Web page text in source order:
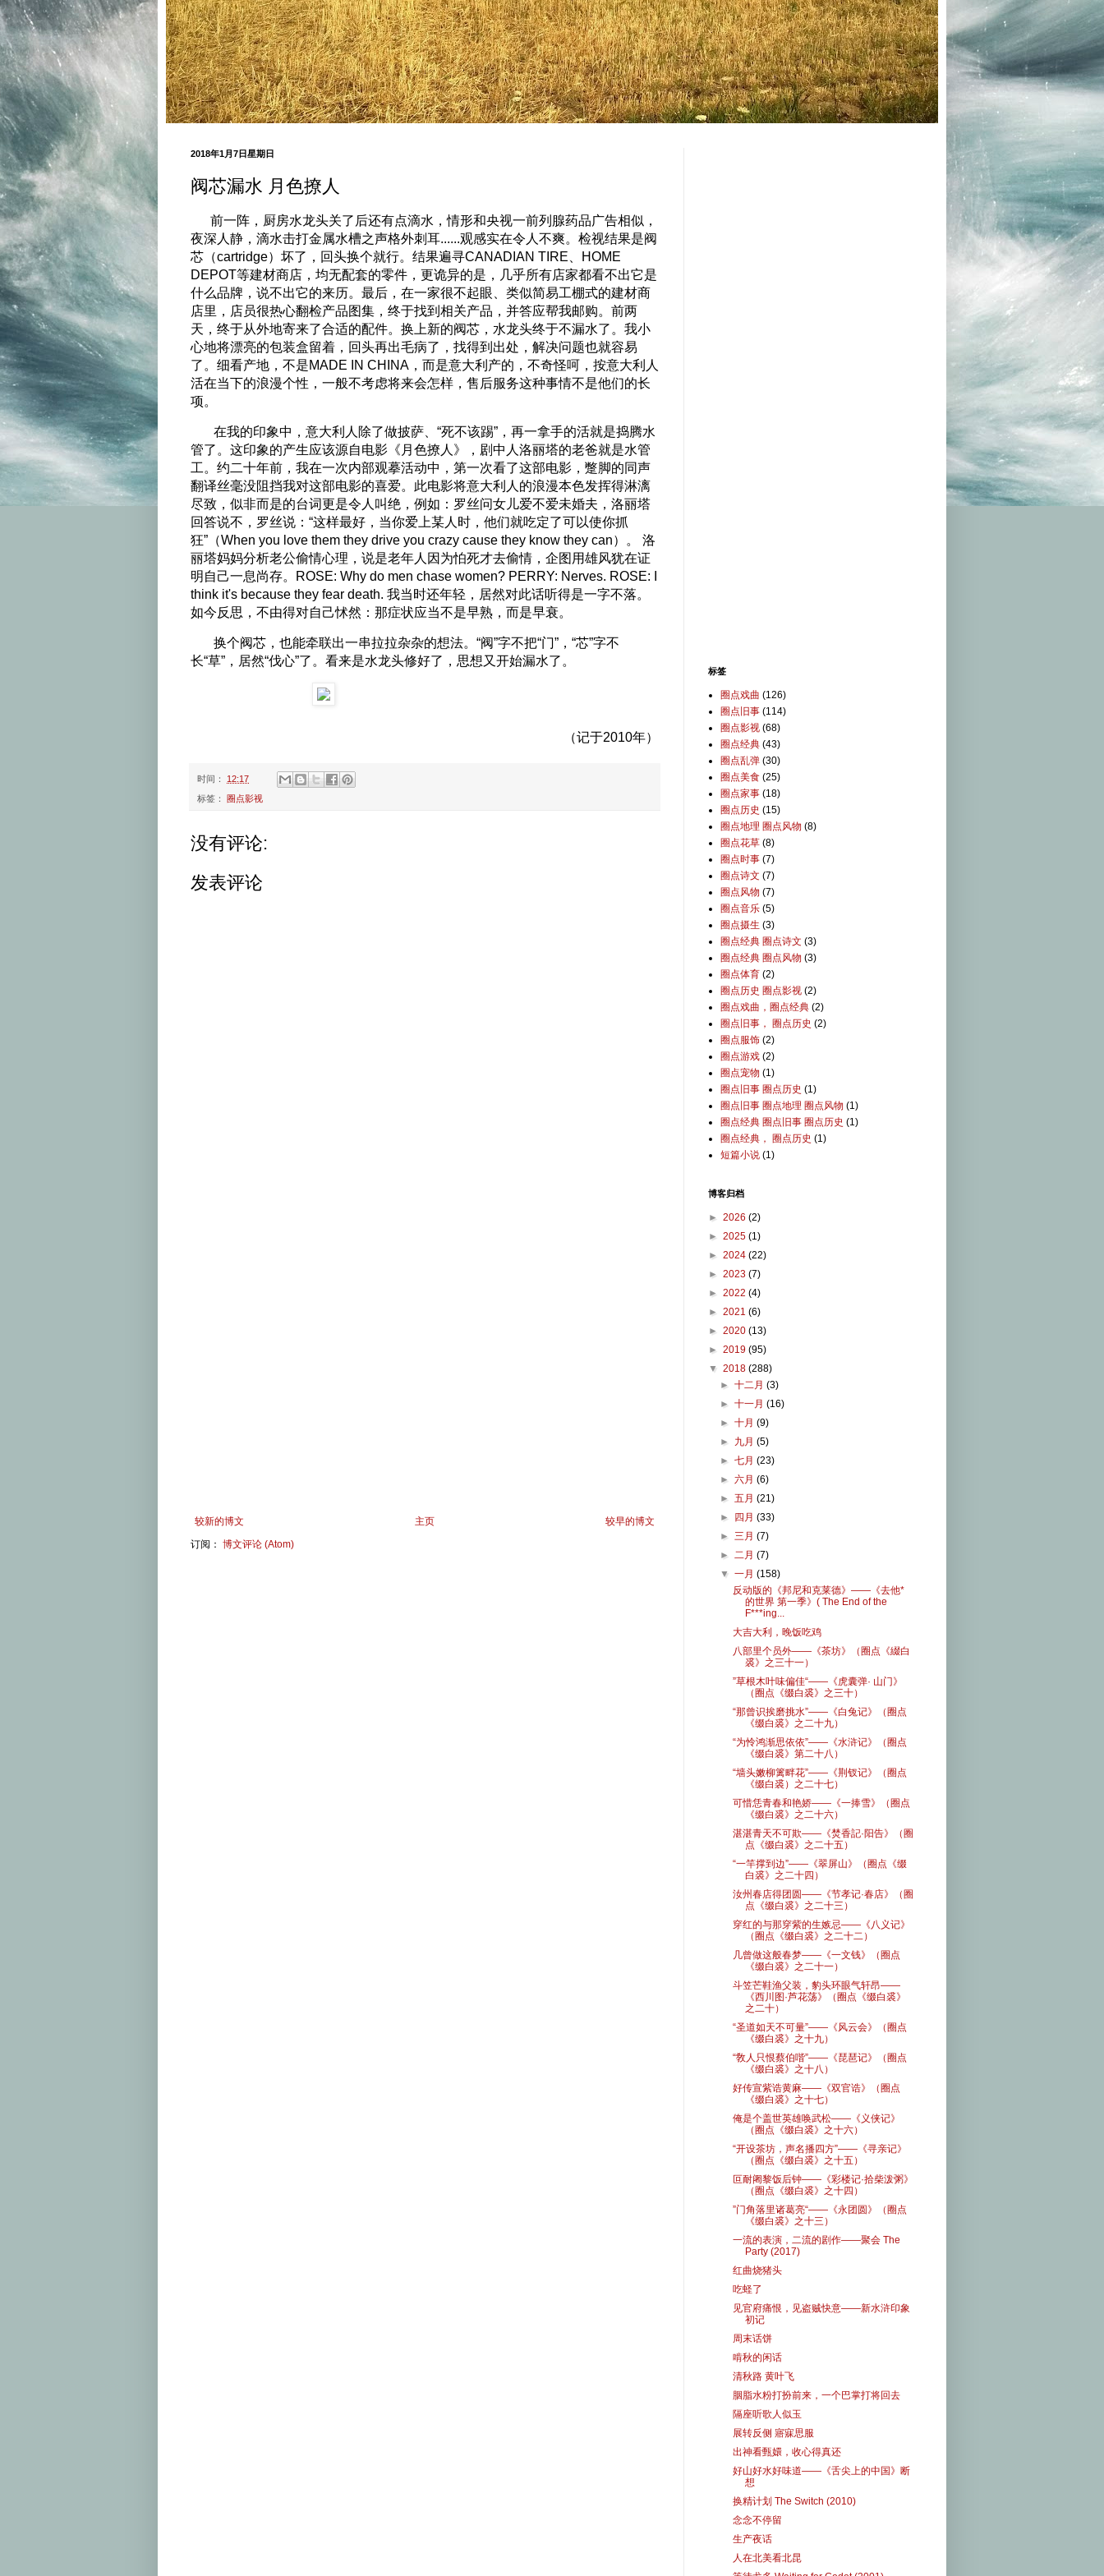
2018年1月7日星期日
阀芯漏水 月色撩人
前一阵，厨房水龙头关了后还有点滴水，情形和央视一前列腺药品广告相似，
夜深人静，滴水击打金属水槽之声格外刺耳......观感实在令人不爽。检视结果是阀
芯（cartridge）坏了，回头换个就行。结果遍寻CANADIAN TIRE、HOME
DEPOT等建材商店，均无配套的零件，更诡异的是，几乎所有店家都看不出它是
什么品牌，说不出它的来历。最后，在一家很不起眼、类似简易工棚式的建材商
店里，店员很热心翻检产品图集，终于找到相关产品，并答应帮我邮购。前两
天，终于从外地寄来了合适的配件。换上新的阀芯，水龙头终于不漏水了。我小
心地将漂亮的包装盒留着，回头再出毛病了，找得到出处，解决问题也就容易
了。细看产地，不是MADE IN CHINA，而是意大利产的，不奇怪呵，按意大利人
活在当下的浪漫个性，一般不考虑将来会怎样，售后服务这种事情不是他们的长
项。
在我的印象中，意大利人除了做披萨、“死不该踢”，再一拿手的活就是捣腾水
管了。这印象的产生应该源自电影《月色撩人》，剧中人洛丽塔的老爸就是水管
工。约二十年前，我在一次内部观摹活动中，第一次看了这部电影，蹩脚的同声
翻译丝毫没阻挡我对这部电影的喜爱。此电影将意大利人的浪漫本色发挥得淋漓
尽致，似非而是的台词更是令人叫绝，例如：罗丝问女儿爱不爱未婚夫，洛丽塔
回答说不，罗丝说：“这样最好，当你爱上某人时，他们就吃定了可以使你抓
狂”（When you love them they drive you crazy cause they know they can）。 洛
丽塔妈妈分析老公偷情心理，说是老年人因为怕死才去偷情，企图用雄风犹在证
明自己一息尚存。ROSE: Why do men chase women? PERRY: Nerves. ROSE: I
think it's because they fear death. 我当时还年轻，居然对此话听得是一字不落。
如今反思，不由得对自己怵然：那症状应当不是早熟，而是早衰。
换个阀芯，也能牵联出一串拉拉杂杂的想法。“阀”字不把“门”，“芯”字不
长“草”，居然“伐心”了。看来是水龙头修好了，思想又开始漏水了。
（记于2010年）
时间： 12:17
标签： 圈点影视
没有评论:
发表评论
较新的博文 较早的博文
主页
订阅： 博文评论 (Atom)
标签
圈点戏曲 (126)
圈点旧事 (114)
圈点影视 (68)
圈点经典 (43)
圈点乱弹 (30)
圈点美食 (25)
圈点家事 (18)
圈点历史 (15)
圈点地理 圈点风物 (8)
圈点花草 (8)
圈点时事 (7)
圈点诗文 (7)
圈点风物 (7)
圈点音乐 (5)
圈点摄生 (3)
圈点经典 圈点诗文 (3)
圈点经典 圈点风物 (3)
圈点体育 (2)
圈点历史 圈点影视 (2)
圈点戏曲，圈点经典 (2)
圈点旧事， 圈点历史 (2)
圈点服饰 (2)
圈点游戏 (2)
圈点宠物 (1)
圈点旧事 圈点历史 (1)
圈点旧事 圈点地理 圈点风物 (1)
圈点经典 圈点旧事 圈点历史 (1)
圈点经典， 圈点历史 (1)
短篇小说 (1)
博客归档
► 2026 (2)
► 2025 (1)
► 2024 (22)
► 2023 (7)
► 2022 (4)
► 2021 (6)
► 2020 (13)
► 2019 (95)
▼ 2018 (288)
►十二月(3)
►十一月(16)
►十月(9)
► 九月(5)
►七月(23)
►六月(6)
►五月(21)
►
四月(33)
►三月(7)
►二月(7)
▼一月(158)
反动版的《邦尼和克莱德》——《去他*
的世界 第一季》( The End of the
F***ing...
大吉大利，晚饭吃鸡
八部里个员外——《茶坊》（圈点《綴白
裘》之三十一）
”草根木叶味偏佳“——《虎囊弹· 山门》
（圈点《缀白裘》之三十）
“那曾识挨磨挑水”——《白兔记》（圈点
《缀白裘》之二十九）
“为怜鸿渐思依依”——《水浒记》（圈点
《缀白裘》第二十八）
“墙头嫩柳篱畔花”——《荆钗记》（圈点
《缀白裘）之二十七）
可惜恁青春和艳娇——《一捧雪》（圈点
《缀白裘》之二十六）
湛湛青天不可欺——《焚香記·阳告》（圈
点《缀白裘》之二十五）
“一竿撑到边”——《翠屏山》（圈点《缀
白裘》之二十四）
汝州春店得团圆——《节孝记·春店》（圈
点《缀白裘》之二十三）
穿红的与那穿紫的生嫉忌——《八义记》
（圈点《缀白裘》之二十二）
几曾做这般春梦——《一文钱》（圈点
《缀白裘》之二十一）
斗笠芒鞋渔父装，豹头环眼气轩昂——
《西川图·芦花荡》（圈点《缀白裘》
之二十）
“圣道如天不可量”——《风云会》（圈点
《缀白裘》之十九）
“敎人只恨蔡伯喈”——《琵琶记》（圈点
《缀白裘》之十八）
好传宣紫诰黄麻——《双官诰》（圈点
《缀白裘》之十七）
俺是个盖世英雄唤武松——《义侠记》
（圈点《缀白裘》之十六）
“开设茶坊，声名播四方”——《寻亲记》
（圈点《缀白裘》之十五）
叵耐阇黎饭后钟——《彩楼记·拾柴泼粥》
（圈点《缀白裘》之十四）
”门角落里诸葛亮“——《永团圆》（圈点
《缀白裘》之十三）
一流的表演，二流的剧作——聚会 The
Party (2017)
红曲烧猪头
吃蛏了
见官府痛恨，见盗贼快意——新水浒印象
初记
周末话饼
啃秋的闲话
清秋路 黄叶飞
胭脂水粉打扮前来，一个巴掌打将回去
隔座听歌人似玉
展转反侧 寤寐思服
出神看甄嬛，收心得真还
好山好水好味道——《舌尖上的中国》断
想
换精计划 The Switch (2010)
念念不停留
生产夜话
人在北美看北昆